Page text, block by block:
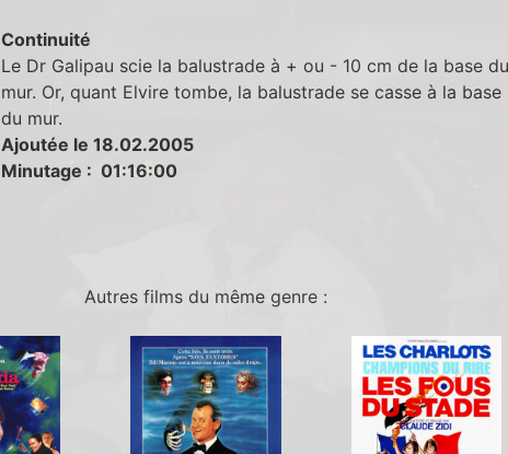
Continuité
Le Dr Galipau scie la balustrade à + ou - 10 cm de la base du
mur. Or, quant Elvire tombe, la balustrade se casse à la base
du mur.
Ajoutée le 18.02.2005
Minutage : 01:16:00
Autres films du même genre :